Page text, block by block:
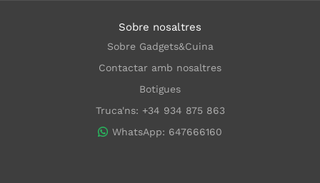
Sobre nosaltres
Sobre Gadgets&Cuina
Contactar amb nosaltres
Botigues
Truca'ns: +34 934 875 863
WhatsApp: 647666160